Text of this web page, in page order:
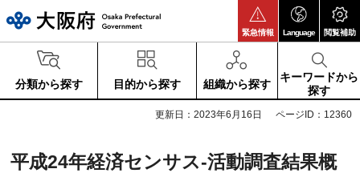
緊急情報 Language 閲覧補助
分類から探す 目的から探す 組織から探す
キーワードから
探す
更新日：2023年6月16日 ページID：12360
平成24年経済センサス-活動調査結果概